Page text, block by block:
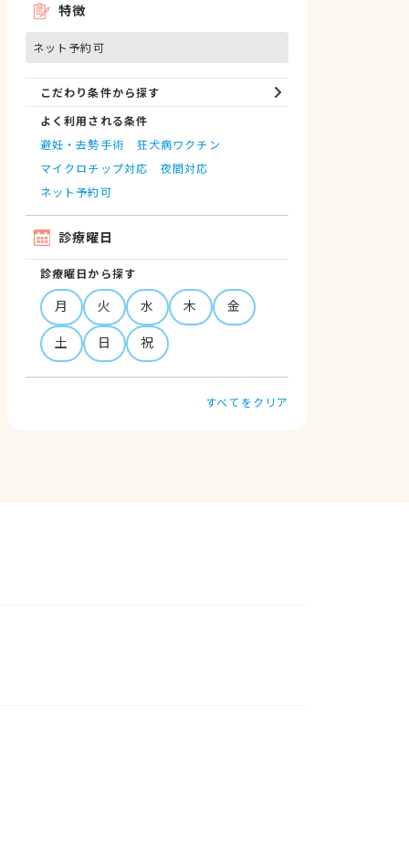
特徴
ネット予約可
こだわり条件から探す
よく利用される条件
避妊・去勢手術
狂犬病ワクチン
マイクロチップ対応
夜間対応
ネット予約可
診療曜日
診療曜日から探す
月 火 水 木
金
土
日 祝
すべてをクリア